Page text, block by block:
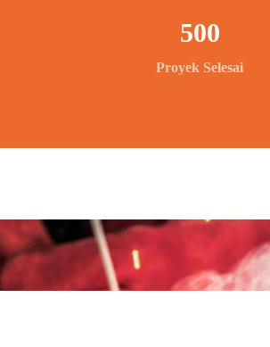
Proyek Selesai
500